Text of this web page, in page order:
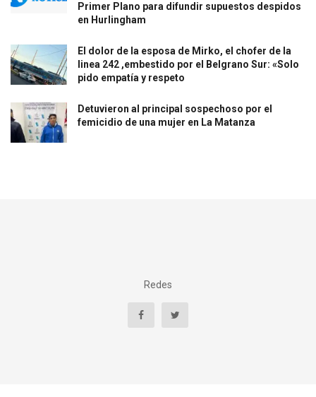
Primer Plano para difundir supuestos despidos
en Hurlingham
El dolor de la esposa de Mirko, el chofer de la
linea 242 ,embestido por el Belgrano Sur: «Solo
pido empatía y respeto
Detuvieron al principal sospechoso por el
femicidio de una mujer en La Matanza
Redes